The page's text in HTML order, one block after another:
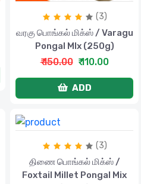
(3)
வரகு பொங்கல் மிக்ஸ் / Varagu
Pongal MIx (250g)
₹ 150.00 ₹ 110.00
ADD
(3)
திணை பொங்கல் மிக்ஸ் /
Foxtail Millet Pongal Mix